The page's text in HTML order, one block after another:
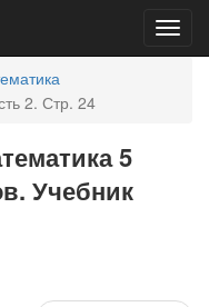
2. Стр. 24
5
Учебник